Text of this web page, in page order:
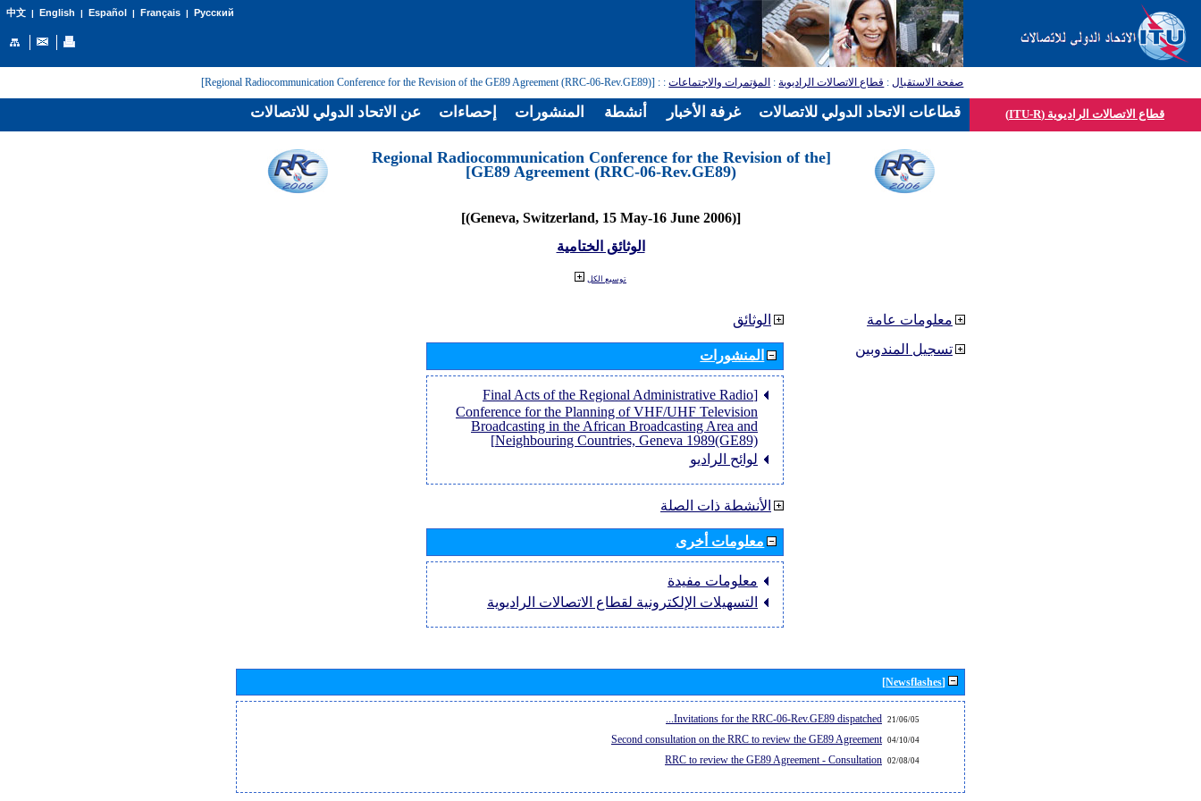
中文| English | Español | Français| Русский
صفحة الاستقبال: قطاع الاتصالات الراديوية: المؤتمرات والاجتماعات:
: [Regional Radiocommunication Conference for the Revision of the GE89 Agreement (RRC-06-Rev.GE89)]
قطاع الاتصالات الراديوية (ITU-R)
[Regional Radiocommunication Conference for the Revision of the
GE89 Agreement (RRC-06-Rev.GE89)]
[(Geneva, Switzerland, 15 May-16 June 2006)]
الوثائق الختامية
توسيع الكل
الوثائق
المنشورات
[Final Acts of the Regional Administrative Radio
Conference for the Planning of VHF/UHF Television
Broadcasting in the African Broadcasting Area and
Neighbouring Countries, Geneva 1989(GE89)]
لوائح الراديو
الأنشطة ذات الصلة
معلومات أخرى
معلومات مفيدة
التسهيلات الإلكترونية لقطاع الاتصالات الراديوية
معلومات عامة
تسجيل المندوبين
[Newsflashes]
21/06/05
Invitations for the RRC-06-Rev.GE89 dispatched...
04/10/04
Second consultation on the RRC to review the GE89 Agreement
02/08/04
RRC to review the GE89 Agreement - Consultation
عن الاتحاد الدولي للاتصالات إحصاءات المنشورات أنشطة غرفة الأخبار قطاعات الاتحاد الدولي للاتصالات